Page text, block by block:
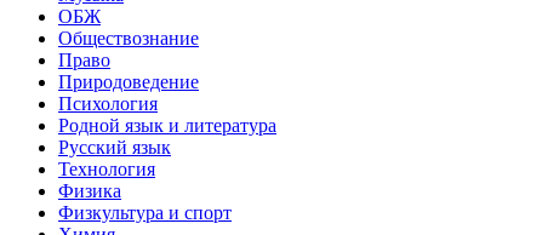
ОБЖ
Обществознание
Право
Природоведение
Психология
Родной язык и литература
Русский язык
Технология
Физика
Физкультура и спорт